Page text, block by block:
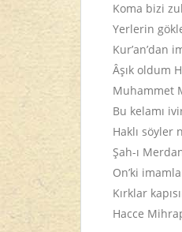
Koma bizi
Yerlerin
Kur’an’dan
Âşık oldum
Muhammet
Bu kelamı
Haklı söyler
Şah-ı
On’ki
Kırklar
Hacce